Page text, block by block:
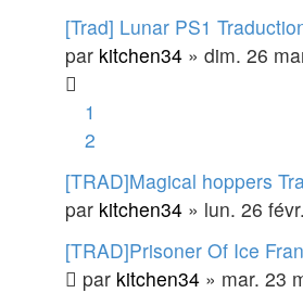
[Trad] Lunar PS1
par kitchen34 » dim. 26
1
2
[TRAD]Magical hoppers
par kitchen34 » lun. 26
[TRAD]Prisoner Of Ice
par kitchen34 » mar. 23